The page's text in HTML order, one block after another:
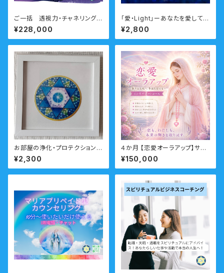
ご一括 透視力・チャネリングコ
ース
¥228,000
「愛・Light」ーあなたを愛して許
して自己愛を高めるエッセンス
ー 瞑想音声ガイド付き マリ
アウォーターエッセンス・シング
¥2,800
お部屋の浄化・プロテクション
「マリアヒーリングアート」【愛・L
ight】
¥2,300
４か月 【恋愛オーラアップ】サポ
ートコース（恋愛・結婚・復縁・不
倫・LGBTQ）
¥150,000